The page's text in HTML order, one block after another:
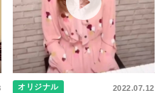
オリジナル 2022.07.12